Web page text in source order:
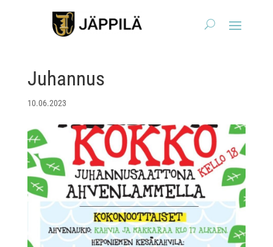
Juhannus
10.06.2023